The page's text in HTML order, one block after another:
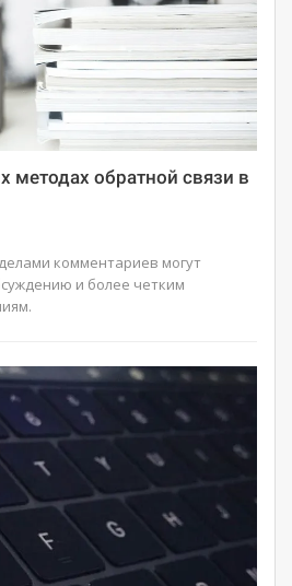
методах обратной связи в
комментариев могут
и более четким